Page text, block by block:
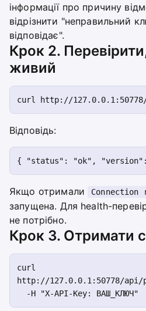
інформації про причину
відрізнити "неправильний
відповідає".
Крок 2.
живий
Відповідь:
Якщо отримали Connection
запущена. Для health-
не потрібно.
Крок 3. Отримати
curl
http://127.0.0.1:50778/